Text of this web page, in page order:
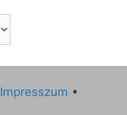
Impresszum •